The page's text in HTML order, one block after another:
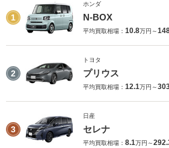
1
ホンダ
N-BOX
平均買取相場： 10.8万円～
2
トヨタ
プリウス
平均買取相場： 12.1万円～
3
日産
セレナ
平均買取相場： 8.1万円～